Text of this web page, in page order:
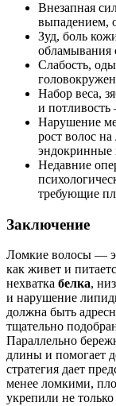
Внезапная
выпадением,
Зуд, боль
обламывания
Слабость,
Набор веса,
и
Нарушение
рост волос
Недавние
требующие
Заключение
Ломкие волосы —
как живет и
нехватка белка,
и нарушение
должна быть
тщательно
Параллельно
длины и помогает
стратегия дает
менее ломкими,
укрепили не